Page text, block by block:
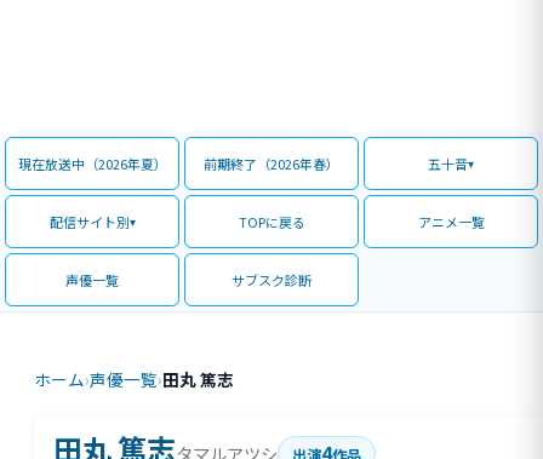
現在放送中（2026年夏） 前期終了（2026年春） 五十音
配信サイト別 TOPに戻る アニメ一覧
声優一覧 サブスク診断
ホーム›声優一覧›田丸 篤志
田丸 篤志 4